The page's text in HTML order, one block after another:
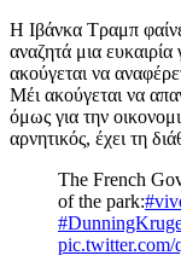
Η Ιβάνκα Τραμπ
αναζητά μια
ακούγεται να
Μέι ακούγεται να
όμως για την
αρνητικός, έχει τη
The French
of the park: